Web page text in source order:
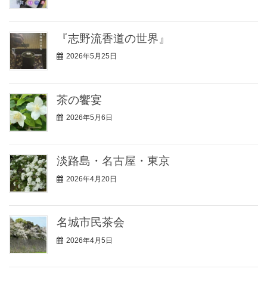
『志野流香道の世界』
2026年5月25日
茶の饗宴
2026年5月6日
淡路島・名古屋・東京
2026年4月20日
名城市民茶会
2026年4月5日